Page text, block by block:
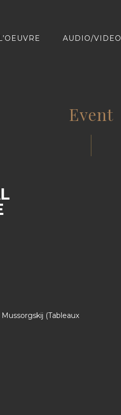
AUDIO/VIDEO
Event
(Tableaux